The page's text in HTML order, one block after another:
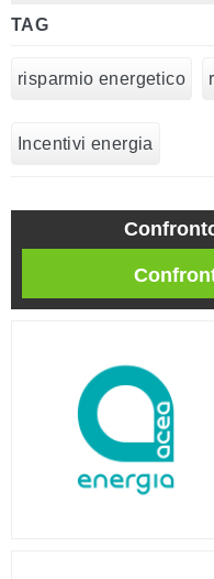
TAG
risparmio energetico
Incentivi energia